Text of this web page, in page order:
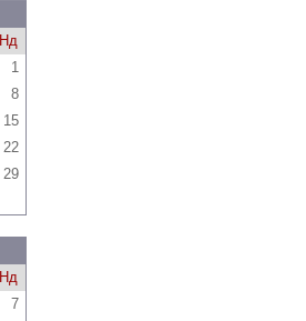
Нд
1
8
15
22
29
Нд
7